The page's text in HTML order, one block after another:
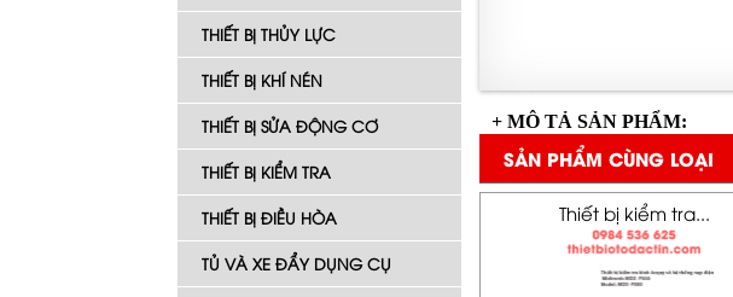
THIẾT BỊ THỦY LỰC
THIẾT BỊ KHÍ NÉN
THIẾT BỊ SỬA ĐỘNG CƠ
THIẾT BỊ KIỂM TRA
THIẾT BỊ ĐIỀU HÒA
TỦ VÀ XE ĐẨY DỤNG CỤ
+ MÔ TẢ SẢN PHẨM:
SẢN PHẨM CÙNG LOẠI
Thiết bị kiểm tra...